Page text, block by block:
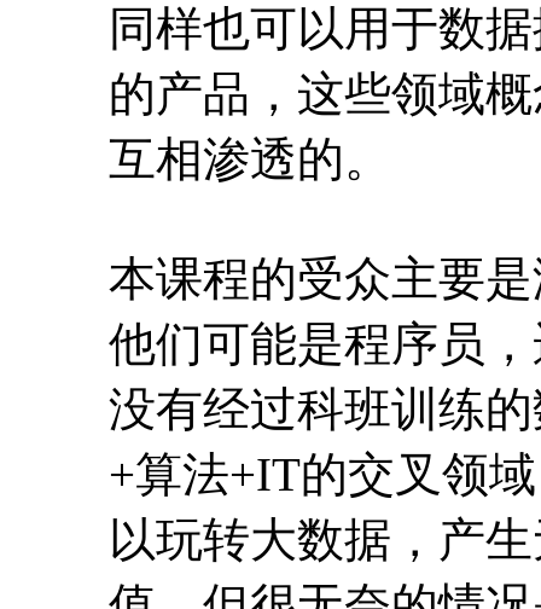
同样也可以用于数
的产品，这些领域
互相渗透的。
本课程的受众主要
他们可能是程序员
没有经过科班训练
+算法+IT的交叉领
以玩转大数据，产